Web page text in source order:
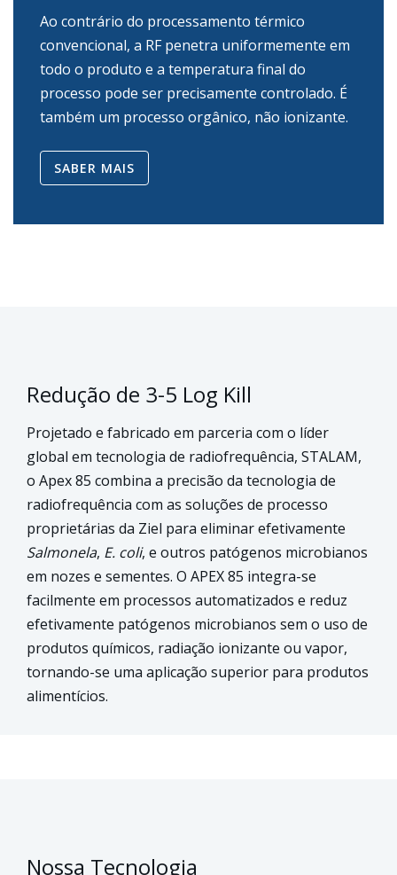
Ao contrário do processamento térmico
convencional, a RF penetra uniformemente em
todo o produto e a temperatura final do
processo pode ser precisamente controlado. É
também um processo orgânico, não ionizante.
SABER MAIS
Redução de 3-5 Log Kill
Projetado e fabricado em parceria com o líder
global em tecnologia de radiofrequência, STALAM,
o Apex 85 combina a precisão da tecnologia de
radiofrequência com as soluções de processo
proprietárias da Ziel para eliminar efetivamente
Salmonela, E. coli, e outros patógenos microbianos
em nozes e sementes. O APEX 85 integra-se
facilmente em processos automatizados e reduz
efetivamente patógenos microbianos sem o uso de
produtos químicos, radiação ionizante ou vapor,
tornando-se uma aplicação superior para produtos
alimentícios.
Nossa Tecnologia